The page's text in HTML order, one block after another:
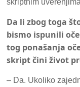
Da li zbog toga
bismo ispunili
tog ponašanja
skript čini život
– Da. Ukoliko